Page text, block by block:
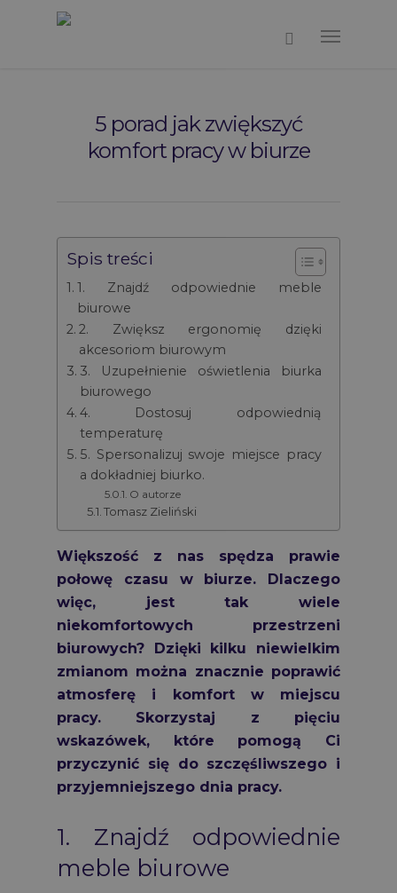
5 porad jak zwiększyć
komfort pracy w biurze
Spis treści
1. Znajdź odpowiednie meble
biurowe
2. Zwiększ ergonomię dzięki
akcesoriom biurowym
3. Uzupełnienie oświetlenia biurka
biurowego
4. Dostosuj odpowiednią
temperaturę
5. Spersonalizuj swoje miejsce pracy
a dokładniej biurko.
O autorze
Tomasz Zieliński
Większość z nas spędza prawie
połowę czasu w biurze. Dlaczego
więc, jest tak wiele
niekomfortowych przestrzeni
biurowych? Dzięki kilku niewielkim
zmianom można znacznie poprawić
atmosferę i komfort w miejscu
pracy. Skorzystaj z pięciu
wskazówek, które pomogą Ci
przyczynić się do szczęśliwszego i
przyjemniejszego dnia pracy.
1. Znajdź odpowiednie
meble biurowe